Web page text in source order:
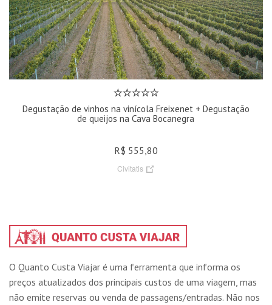
Degustação de vinhos na vinícola Freixenet + Degustação
de queijos na Cava Bocanegra
R$ 555,80
Civitatis
O Quanto Custa Viajar é uma ferramenta que informa os
preços atualizados dos principais custos de uma viagem, mas
não emite reservas ou venda de passagens/entradas. Não nos